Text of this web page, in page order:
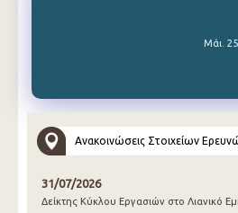
Μάι.
Ανακοινώσεις Στοιχείων
31/07/2026
Δείκτης Κύκλου Εργασιών στο Λιανικό